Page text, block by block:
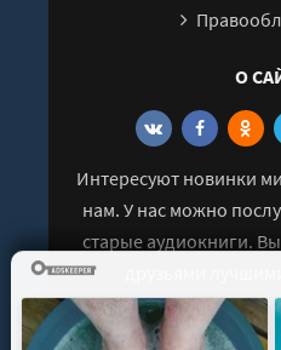
О
Интересуют новинки
нам. У нас можно
старые аудиокниги.
друзьями